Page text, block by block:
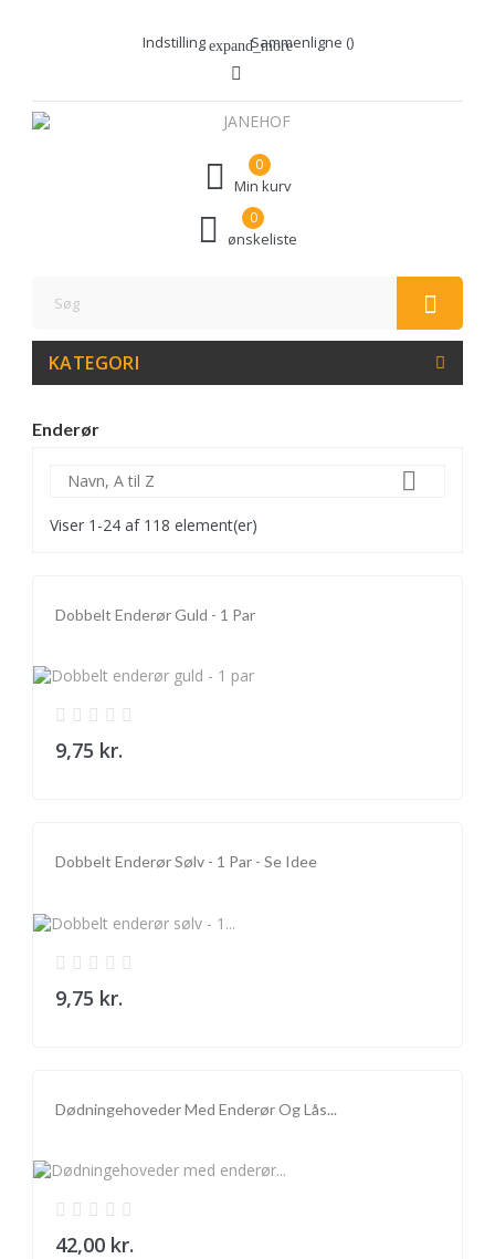
Indstilling expand_moreSammenligne ()
0
Min kurv
ønskeliste
0
KATEGORI
Enderør
Navn, A til Z 
Viser 1-24 af 118 element(er)
Dobbelt Enderør Guld - 1 Par
9,75 kr.
Dobbelt Enderør Sølv - 1 Par - Se Idee
9,75 kr.
Dødningehoveder Med Enderør Og Lås...
42,00 kr.